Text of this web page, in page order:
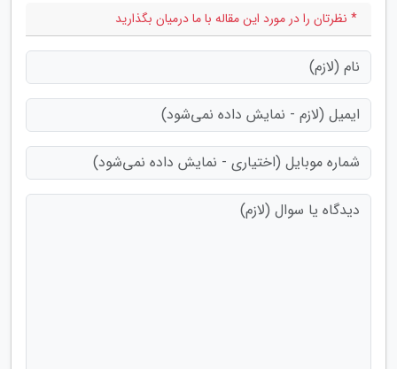
* نظرتان را در مورد این مقاله با ما درمیان بگذارید